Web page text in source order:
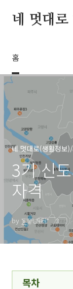
네 멋대로
홈
네 멋대로(생활정보
3기 신
자격
by ⨊⨈⨄₠₣(*￣3￣
목차